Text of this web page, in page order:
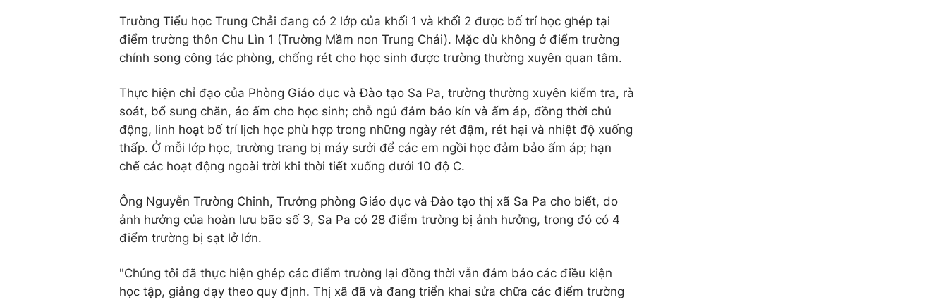
Trường Tiểu học Trung Chải đang có 2 lớp của khối 1 và khối 2 được bố trí học ghép tại
điểm trường thôn Chu Lìn 1 (Trường Mầm non Trung Chải). Mặc dù không ở điểm trường
chính song công tác phòng, chống rét cho học sinh được trường thường xuyên quan tâm.
Thực hiện chỉ đạo của Phòng Giáo dục và Đào tạo Sa Pa, trường thường xuyên kiểm tra, rà
soát, bổ sung chăn, áo ấm cho học sinh; chỗ ngủ đảm bảo kín và ấm áp, đồng thời chủ
động, linh hoạt bố trí lịch học phù hợp trong những ngày rét đậm, rét hại và nhiệt độ xuống
thấp. Ở mỗi lớp học, trường trang bị máy sưởi để các em ngồi học đảm bảo ấm áp; hạn
chế các hoạt động ngoài trời khi thời tiết xuống dưới 10 độ C.
Ông Nguyễn Trường Chinh, Trưởng phòng Giáo dục và Đào tạo thị xã Sa Pa cho biết, do
ảnh hưởng của hoàn lưu bão số 3, Sa Pa có 28 điểm trường bị ảnh hưởng, trong đó có 4
điểm trường bị sạt lở lớn.
"Chúng tôi đã thực hiện ghép các điểm trường lại đồng thời vẫn đảm bảo các điều kiện
học tập, giảng dạy theo quy định. Thị xã đã và đang triển khai sửa chữa các điểm trường